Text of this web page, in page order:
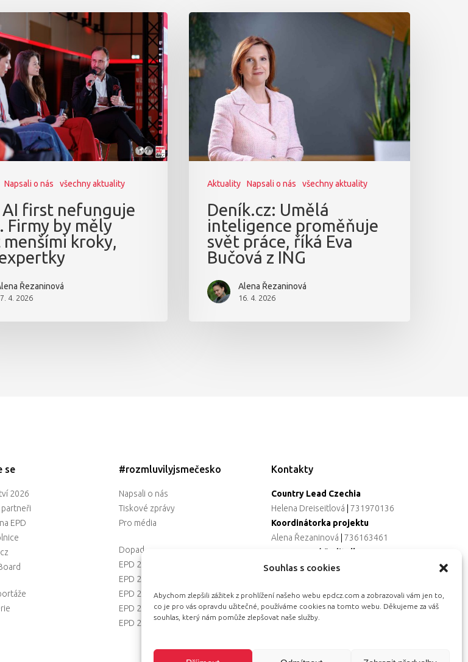
Souhlas s cookies
Abychom zlepšili zážitek z prohlížení našeho webu epdcz.com a zobrazovali vám jen to,
co je pro vás opravdu užitečné, používáme cookies na tomto webu. Děkujeme za váš
souhlas, který nám pomůže zlepšovat naše služby.
Napsali o nás všechny aktuality
AI first nefunguje
Firmy by měly
menšími kroky,
Řezaninová
4. 2026
Aktuality Napsali o nás všechny aktuality
Deník.cz: Umělá
inteligence proměňuje
svět práce, říká Eva
Bučová z ING
Alena Řezaninová
16. 4. 2026
se
2026
EPD
#rozmluvilyjsmečesko
Napsali o nás
Tiskové zprávy
Pro média
Dopad
EPD 2025
EPD 2024
EPD 2023
EPD 2022
EPD 2021
Kontakty
Country Lead Czechia
Helena Dreiseitlová |731970136
Koordinátorka projektu
Alena Řezaninová |736163461
Programová ředitelka
Jana Černoušková
Eva Primus Kovandová|602646688
Komunikace & PR